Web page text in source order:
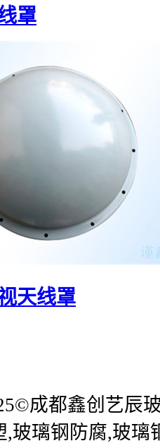
罩
天线罩
成都鑫创艺辰
,玻璃钢防腐,玻璃